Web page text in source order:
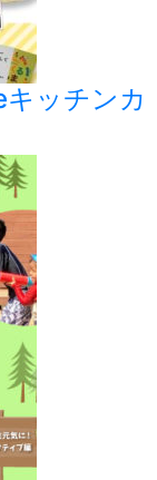
ッチンカ